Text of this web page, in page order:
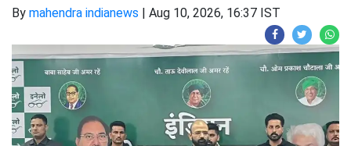
By mahendra indianews | Aug 10, 2026, 16:37 IST